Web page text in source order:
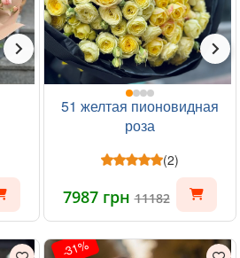
51 желтая пионовидная
роза
(2)
7987 грн11182
-31%